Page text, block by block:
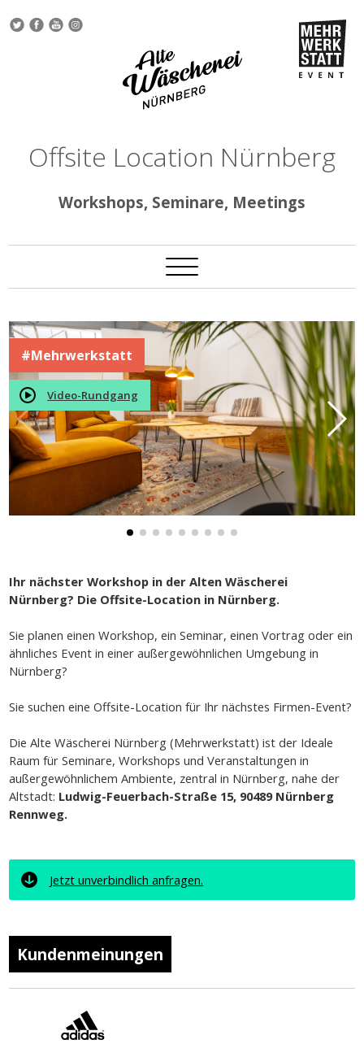
Offsite Location Nürnberg
Workshops, Seminare, Meetings
#Mehrwerkstatt
Video-Rundgang
Ihr nächster Workshop in der Alten Wäscherei
Nürnberg? Die Offsite-Location in Nürnberg.
Sie planen einen Workshop, ein Seminar, einen Vortrag oder ein
ähnliches Event in einer außergewöhnlichen Umgebung in
Nürnberg?
Sie suchen eine Offsite-Location für Ihr nächstes Firmen-Event?
Die Alte Wäscherei Nürnberg (Mehrwerkstatt) ist der Ideale
Raum für Seminare, Workshops und Veranstaltungen in
außergewöhnlichem Ambiente, zentral in Nürnberg, nahe der
Altstadt: Ludwig-Feuerbach-Straße 15, 90489 Nürnberg
Rennweg.
Jetzt unverbindlich anfragen.
Kundenmeinungen